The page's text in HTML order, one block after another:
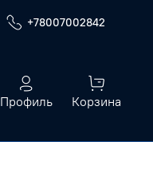
+78007002842
Профиль Корзина